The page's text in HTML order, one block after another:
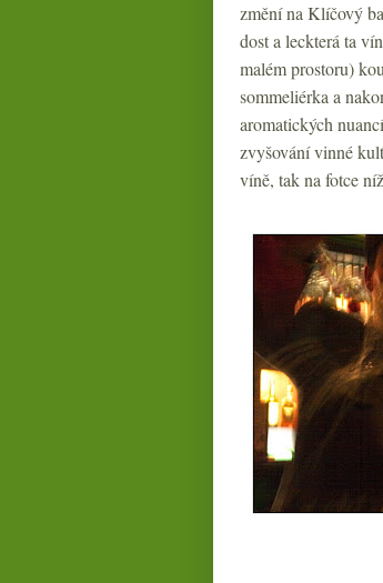
změní na Klíčový
dost a leckterá ta
malém prostoru)
sommeliérka a
aromatických
zvyšování vinné
víně, tak na fotce